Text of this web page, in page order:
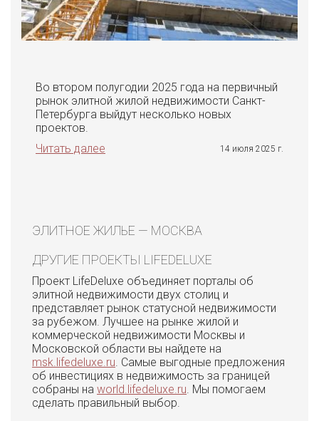
Во втором полугодии 2025 года на первичный
рынок элитной жилой недвижимости Санкт-
Петербурга выйдут несколько новых
проектов.
Читать далее
14 июля 2025 г.
ЭЛИТНОЕ ЖИЛЬЕ — МОСКВА
ДРУГИЕ ПРОЕКТЫ LIFEDELUXE
Проект LifeDeluxe объединяет порталы об
элитной недвижимости двух столиц и
представляет рынок статусной недвижимости
за рубежом. Лучшее на рынке жилой и
коммерческой недвижимости Москвы и
Московской области вы найдете на
msk.lifedeluxe.ru . Самые выгодные предложения
об инвестициях в недвижимость за границей
собраны на world.lifedeluxe.ru . Мы помогаем
сделать правильный выбор.